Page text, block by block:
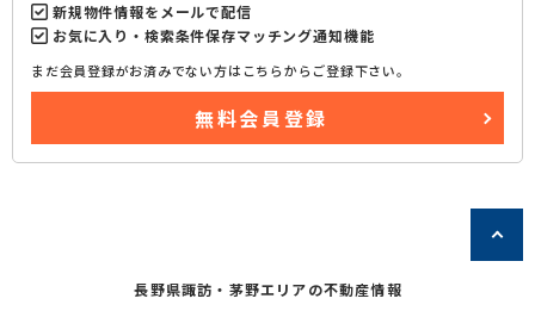
新規物件情報をメールで配信
お気に入り・検索条件保存マッチング通知機能
まだ会員登録がお済みでない方はこちらからご登録下さい。
無料会員登録
長野県諏訪・茅野エリアの不動産情報